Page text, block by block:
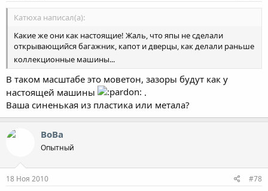
Катюха написал(а):
Какие же они как настоящие! Жаль, что япы не сделали
открывающийся багажник, капот и дверцы, как делали раньше
коллекционные машины...
В таком масштабе это моветон, зазоры будут как у
настоящей машины
.
Ваша синенькая из пластика или метала?
ВоВа
Опытный
18 Ноя 2010 #78